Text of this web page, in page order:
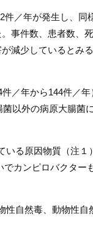
件／年が発生し、同
事件数、患者数、
減少しているとみ
／年から144件／年
以外の病原大腸菌
いる原因物質（注１
カンピロバクター
性自然毒、動物性自